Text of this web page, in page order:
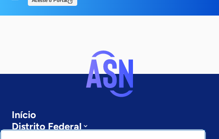
Início
Distrito Federal